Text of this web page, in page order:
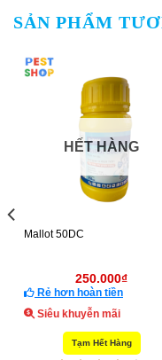
SẢN PHẨM
HẾT HÀNG
Mallot 50DC
250.000₫
Rẻ hơn hoàn tiền
Siêu khuyễn mãi
Tạm Hết Hàng